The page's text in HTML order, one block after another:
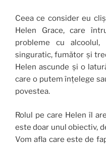
Ceea ce consider eu
Helen Grace, care
probleme cu
singuratic, fumător și
Helen ascunde și o
care o putem înțelege
povestea.
Rolul pe care Helen îl
este doar unul obiectiv,
Vom afla care este de